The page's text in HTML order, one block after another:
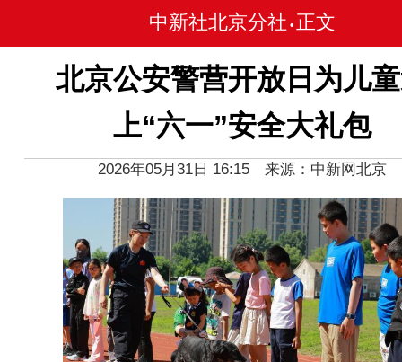
中新社北京分社 • 正文
北京公安警营开放日为儿
上“六一”安全大礼包
2026年05月31日 16:15 来源：中新网北京